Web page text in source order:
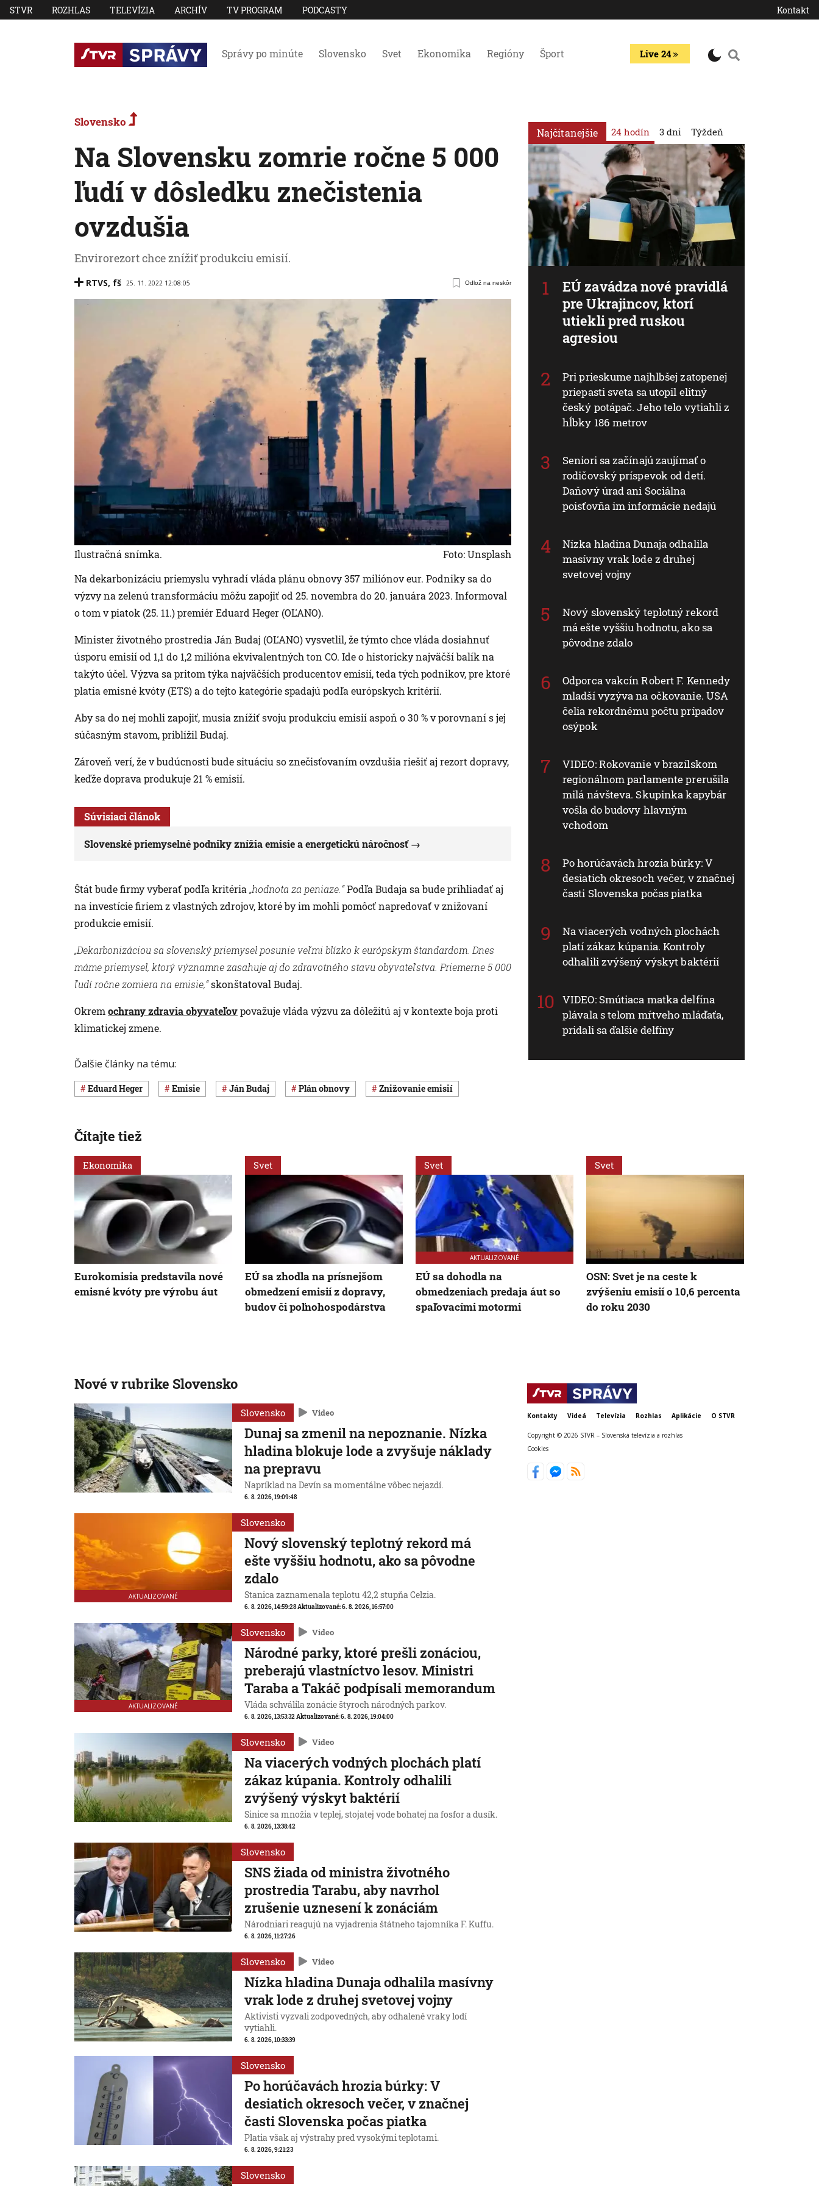
STVR ROZHLAS TELEVÍZIA ARCHÍV TV PROGRAM PODCASTY Kontakt
Správy po minúte Slovensko Svet Ekonomika Regióny Šport Live 24
Slovensko
Na Slovensku zomrie ročne 5 000
ľudí v dôsledku znečistenia
ovzdušia
Envirorezort chce znížiť produkciu emisií.
RTVS, fš 25. 11. 2022 12:08:05 Odlož na neskôr
Ilustračná snímka.
Foto: Unsplash
Na dekarbonizáciu priemyslu vyhradí vláda plánu obnovy 357 miliónov eur. Podniky sa do
výzvy na zelenú transformáciu môžu zapojiť od 25. novembra do 20. januára 2023. Informoval
o tom v piatok (25. 11.) premiér Eduard Heger (OĽANO).
Minister životného prostredia Ján Budaj (OĽANO) vysvetlil, že týmto chce vláda dosiahnuť
úsporu emisií od 1,1 do 1,2 milióna ekvivalentných ton CO. Ide o historicky najväčší balík na
takýto účel. Výzva sa pritom týka najväčších producentov emisií, teda tých podnikov, pre ktoré
platia emisné kvóty (ETS) a do tejto kategórie spadajú podľa európskych kritérií.
Aby sa do nej mohli zapojiť, musia znížiť svoju produkciu emisií aspoň o 30 % v porovnaní s jej
súčasným stavom, priblížil Budaj.
Zároveň verí, že v budúcnosti bude situáciu so znečisťovaním ovzdušia riešiť aj rezort dopravy,
keďže doprava produkuje 21 % emisií.
Súvisiaci článok
Slovenské priemyselné podniky znížia emisie a energetickú náročnosť
Štát bude firmy vyberať podľa kritéria „hodnota za peniaze.“Podľa Budaja sa bude prihliadať aj
na investície firiem z vlastných zdrojov, ktoré by im mohli pomôcť napredovať v znižovaní
produkcie emisií.
„Dekarbonizáciou sa slovenský priemysel posunie veľmi blízko k európskym štandardom. Dnes
máme priemysel, ktorý významne zasahuje aj do zdravotného stavu obyvateľstva. Priemerne 5 000
ľudí ročne zomiera na emisie,“skonštatoval Budaj.
Okrem ochrany zdravia obyvateľovpovažuje vláda výzvu za dôležitú aj v kontexte boja proti
klimatickej zmene.
Ďalšie články na tému:
Eduard Heger Emisie Ján Budaj plán obnovy znižovanie emisií
Najčítanejšie 24 hodín
EÚ zavádza nové pravidlá
pre Ukrajincov, ktorí
utiekli pred ruskou
agresiou
Pri prieskume najhlbšej zatopenej
priepasti sveta sa utopil elitný
český potápač. Jeho telo vytiahli z
hĺbky 186 metrov
Seniori sa začínajú zaujímať o
rodičovský príspevok od detí.
Daňový úrad ani Sociálna
poisťovňa im informácie nedajú
Nízka hladina Dunaja odhalila
masívny vrak lode z druhej
svetovej vojny
Nový slovenský teplotný rekord
má ešte vyššiu hodnotu, ako sa
pôvodne zdalo
Odporca vakcín Robert F. Kennedy
mladší vyzýva na očkovanie. USA
čelia rekordnému počtu prípadov
osýpok
VIDEO: Rokovanie v brazílskom
regionálnom parlamente prerušila
milá návšteva. Skupinka kapybár
vošla do budovy hlavným
vchodom
Po horúčavách hrozia búrky: V
desiatich okresoch večer, v značnej
časti Slovenska počas piatka
Na viacerých vodných plochách
platí zákaz kúpania. Kontroly
odhalili zvýšený výskyt baktérií
VIDEO: Smútiaca matka delfína
plávala s telom mŕtveho mláďaťa,
pridali sa ďalšie delfíny
3 dni Týždeň
Čítajte tiež
Ekonomika
Eurokomisia predstavila nové
emisné kvóty pre výrobu áut
Svet
EÚ sa zhodla na prísnejšom
obmedzení emisií z dopravy,
budov či poľnohospodárstva
Svet
AKTUALIZOVANÉ
EÚ sa dohodla na
obmedzeniach predaja áut so
spaľovacími motormi
Svet
OSN: Svet je na ceste k
zvýšeniu emisií o 10,6 percenta
do roku 2030
Nové v rubrike Slovensko
Slovensko Video
Dunaj sa zmenil na nepoznanie. Nízka
hladina blokuje lode a zvyšuje náklady
na prepravu
Napríklad na Devín sa momentálne vôbec nejazdí.
6. 8. 2026, 19:09:48
AKTUALIZOVANÉ
Slovensko
Nový slovenský teplotný rekord má
ešte vyššiu hodnotu, ako sa pôvodne
zdalo
Stanica zaznamenala teplotu 42,2 stupňa Celzia.
6. 8. 2026, 14:59:28Aktualizované:6. 8. 2026, 16:57:00
AKTUALIZOVANÉ
Slovensko Video
Národné parky, ktoré prešli zonáciou,
preberajú vlastníctvo lesov. Ministri
Taraba a Takáč podpísali memorandum
Vláda schválila zonácie štyroch národných parkov.
6. 8. 2026, 13:53:32Aktualizované:6. 8. 2026, 19:04:00
Slovensko Video
Na viacerých vodných plochách platí
zákaz kúpania. Kontroly odhalili
zvýšený výskyt baktérií
Sinice sa množia v teplej, stojatej vode bohatej na fosfor a dusík.
6. 8. 2026, 13:38:42
Slovensko
SNS žiada od ministra životného
prostredia Tarabu, aby navrhol
zrušenie uznesení k zonáciám
Národniari reagujú na vyjadrenia štátneho tajomníka F. Kuffu.
6. 8. 2026, 11:27:26
Slovensko Video
Nízka hladina Dunaja odhalila masívny
vrak lode z druhej svetovej vojny
Aktivisti vyzvali zodpovedných, aby odhalené vraky lodí
vytiahli.
6. 8. 2026, 10:33:39
Slovensko
Po horúčavách hrozia búrky: V
desiatich okresoch večer, v značnej
časti Slovenska počas piatka
Platia však aj výstrahy pred vysokými teplotami.
6. 8. 2026, 9:21:23
Slovensko
Kontakty Videá Televízia Rozhlas Aplikácie O STVR
Copyright © 2026 STVR – Slovenská televízia a rozhlas
Cookies